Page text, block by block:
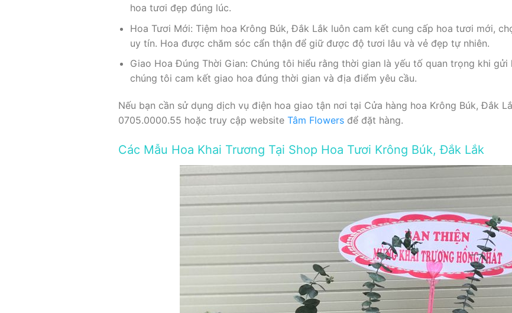
hoa tươi đẹp đúng lúc.
Hoa Tươi Mới: Tiệm hoa Krông Búk, Đắk Lắk luôn cam kết cung cấp hoa tươi mới,
uy tín. Hoa được chăm sóc cẩn thận để giữ được độ tươi lâu và vẻ đẹp tự nhiên.
Giao Hoa Đúng Thời Gian: Chúng tôi hiểu rằng thời gian là yếu tố quan trọng khi gửi
chúng tôi cam kết giao hoa đúng thời gian và địa điểm yêu cầu.
Nếu bạn cần sử dụng dịch vụ điện hoa giao tận nơi tại Cửa hàng hoa Krông Búk, Đắk
0705.0000.55 hoặc truy cập website Tâm Flowersđể đặt hàng.
Các Mẫu Hoa Khai Trương Tại Shop Hoa Tươi Krông Búk, Đắk Lắk